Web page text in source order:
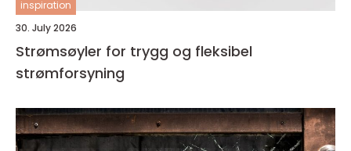
inspiration
30. July 2026
Strømsøyler for trygg og fleksibel
strømforsyning